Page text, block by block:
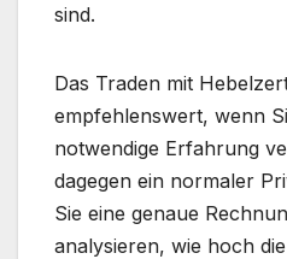
sind.
Das Traden mit
empfehlenswert, wenn
notwendige Erfahrung
dagegen ein normaler
Sie eine genaue
analysieren, wie hoch